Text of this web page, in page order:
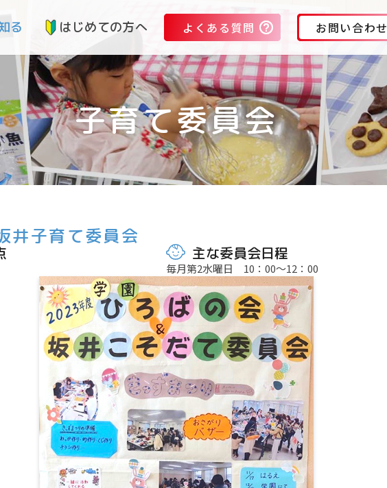
る はじめての方へ よくある質問 お問い合わせ
子育て委員会
井子育て委員会
主な委員会日程
毎月第2水曜日 10：00～12：00